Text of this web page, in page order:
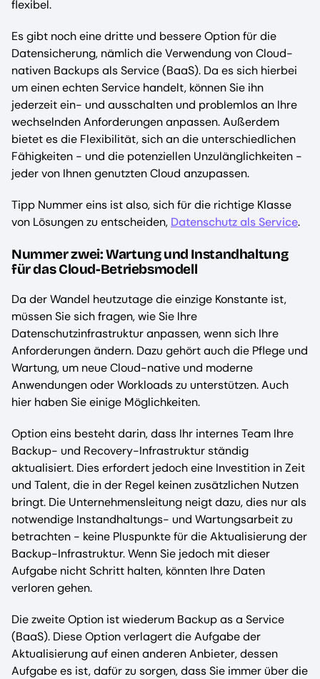
flexibel.
Es gibt noch eine dritte und bessere Option für die
Datensicherung, nämlich die Verwendung von Cloud-
nativen Backups als Service (BaaS). Da es sich hierbei
um einen echten Service handelt, können Sie ihn
jederzeit ein- und ausschalten und problemlos an Ihre
wechselnden Anforderungen anpassen. Außerdem
bietet es die Flexibilität, sich an die unterschiedlichen
Fähigkeiten - und die potenziellen Unzulänglichkeiten -
jeder von Ihnen genutzten Cloud anzupassen.
Tipp Nummer eins ist also, sich für die richtige Klasse
von Lösungen zu entscheiden, Datenschutz als Service.
Nummer zwei: Wartung und Instandhaltung
für das Cloud-Betriebsmodell
Da der Wandel heutzutage die einzige Konstante ist,
müssen Sie sich fragen, wie Sie Ihre
Datenschutzinfrastruktur anpassen, wenn sich Ihre
Anforderungen ändern. Dazu gehört auch die Pflege und
Wartung, um neue Cloud-native und moderne
Anwendungen oder Workloads zu unterstützen. Auch
hier haben Sie einige Möglichkeiten.
Option eins besteht darin, dass Ihr internes Team Ihre
Backup- und Recovery-Infrastruktur ständig
aktualisiert. Dies erfordert jedoch eine Investition in Zeit
und Talent, die in der Regel keinen zusätzlichen Nutzen
bringt. Die Unternehmensleitung neigt dazu, dies nur als
notwendige Instandhaltungs- und Wartungsarbeit zu
betrachten - keine Pluspunkte für die Aktualisierung der
Backup-Infrastruktur. Wenn Sie jedoch mit dieser
Aufgabe nicht Schritt halten, könnten Ihre Daten
verloren gehen.
Die zweite Option ist wiederum Backup as a Service
(BaaS). Diese Option verlagert die Aufgabe der
Aktualisierung auf einen anderen Anbieter, dessen
Aufgabe es ist, dafür zu sorgen, dass Sie immer über die